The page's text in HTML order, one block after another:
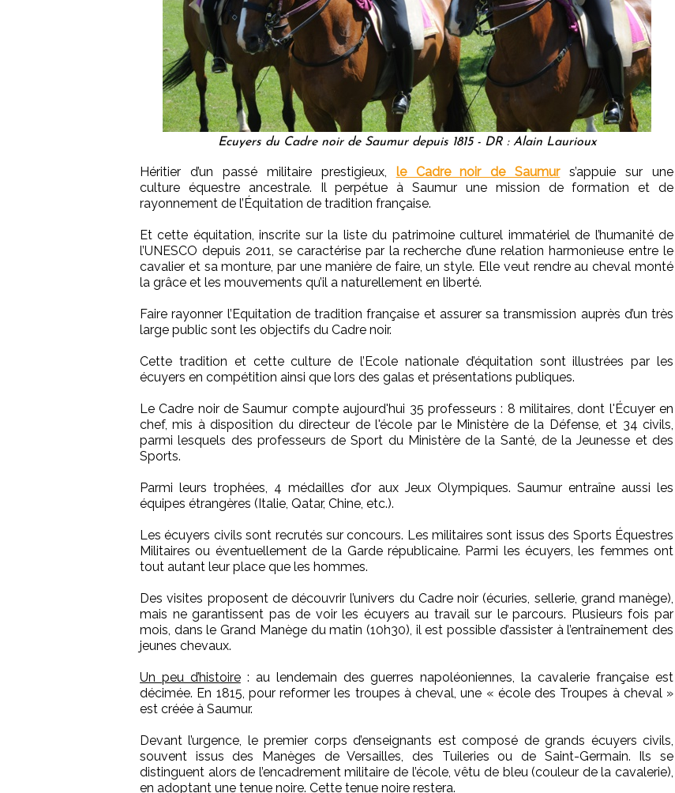
Ecuyers du Cadre noir de Saumur depuis 1815 - DR : Alain Laurioux
Héritier d’un passé militaire prestigieux, le Cadre noir de Saumurs’appuie sur une
culture équestre ancestrale. Il perpétue à Saumur une mission de formation et de
rayonnement de l’Équitation de tradition française.
Et cette équitation, inscrite sur la liste du patrimoine culturel immatériel de l’humanité de
l’UNESCO depuis 2011, se caractérise par la recherche d’une relation harmonieuse entre le
cavalier et sa monture, par une manière de faire, un style. Elle veut rendre au cheval monté
la grâce et les mouvements qu’il a naturellement en liberté.
Faire rayonner l’Equitation de tradition française et assurer sa transmission auprès d’un très
large public sont les objectifs du Cadre noir.
Cette tradition et cette culture de l’Ecole nationale d’équitation sont illustrées par les
écuyers en compétition ainsi que lors des galas et présentations publiques.
Le Cadre noir de Saumur compte aujourd'hui 35 professeurs : 8 militaires, dont l'Écuyer en
chef, mis à disposition du directeur de l'école par le Ministère de la Défense, et 34 civils,
parmi lesquels des professeurs de Sport du Ministère de la Santé, de la Jeunesse et des
Sports.
Parmi leurs trophées, 4 médailles d’or aux Jeux Olympiques. Saumur entraîne aussi les
équipes étrangères (Italie, Qatar, Chine, etc.).
Les écuyers civils sont recrutés sur concours. Les militaires sont issus des Sports Équestres
Militaires ou éventuellement de la Garde républicaine. Parmi les écuyers, les femmes ont
tout autant leur place que les hommes.
Des visites proposent de découvrir l’univers du Cadre noir (écuries, sellerie, grand manège),
mais ne garantissent pas de voir les écuyers au travail sur le parcours. Plusieurs fois par
mois, dans le Grand Manège du matin (10h30), il est possible d’assister à l’entraînement des
jeunes chevaux.
Un peu d’histoire: au lendemain des guerres napoléoniennes, la cavalerie française est
décimée. En 1815, pour reformer les troupes à cheval, une « école des Troupes à cheval »
est créée à Saumur.
Devant l’urgence, le premier corps d’enseignants est composé de grands écuyers civils,
souvent issus des Manèges de Versailles, des Tuileries ou de Saint-Germain. Ils se
distinguent alors de l’encadrement militaire de l’école, vêtu de bleu (couleur de la cavalerie),
en adoptant une tenue noire. Cette tenue noire restera.